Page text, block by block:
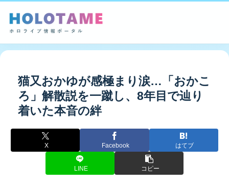
猫又おかゆが感極まり涙…「おかこ
ろ」解散説を一蹴し、8年目で辿り
着いた本音の絆
X Facebook はてブ
LINE コピー